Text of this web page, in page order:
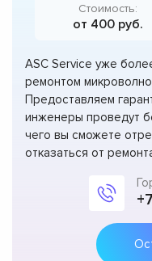
Стоимость:
от 400 руб.
ASC Service уже
ремонтом
Предоставляем
инженеры проведут
чего вы сможете
отказаться от